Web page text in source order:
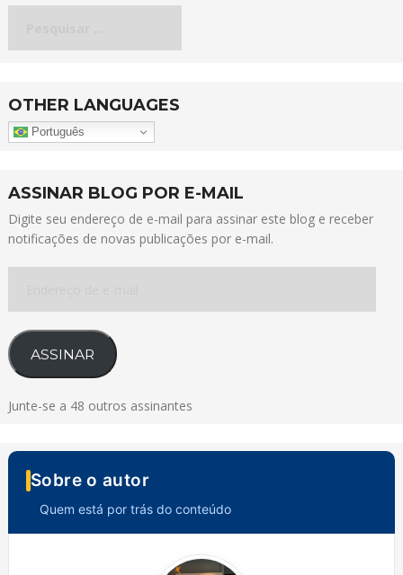
OTHER LANGUAGES
Português
ASSINAR BLOG POR E-MAIL
Digite seu endereço de e-mail para assinar este blog e receber
notificações de novas publicações por e-mail.
e-
mail
ASSINAR
Junte-se a 48 outros assinantes
Sobre o autor
Quem está por trás do conteúdo